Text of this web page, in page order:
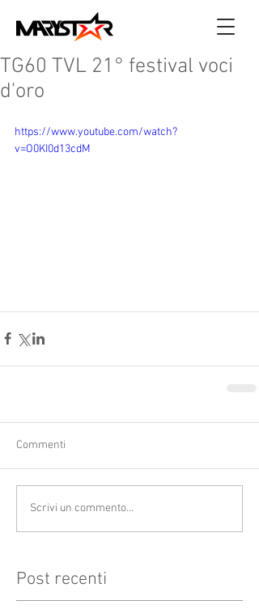
TG60 TVL 21° festival voci
d'oro
https://www.youtube.com/watch?
v=O0KI0d13cdM
Commenti
Scrivi un commento...
Post recenti